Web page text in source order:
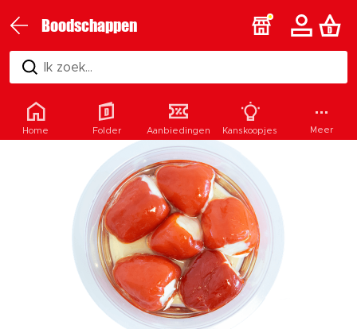
Boodschappen
Ik zoek...
Home Folder Aanbiedingen Kanskoopjes Meer